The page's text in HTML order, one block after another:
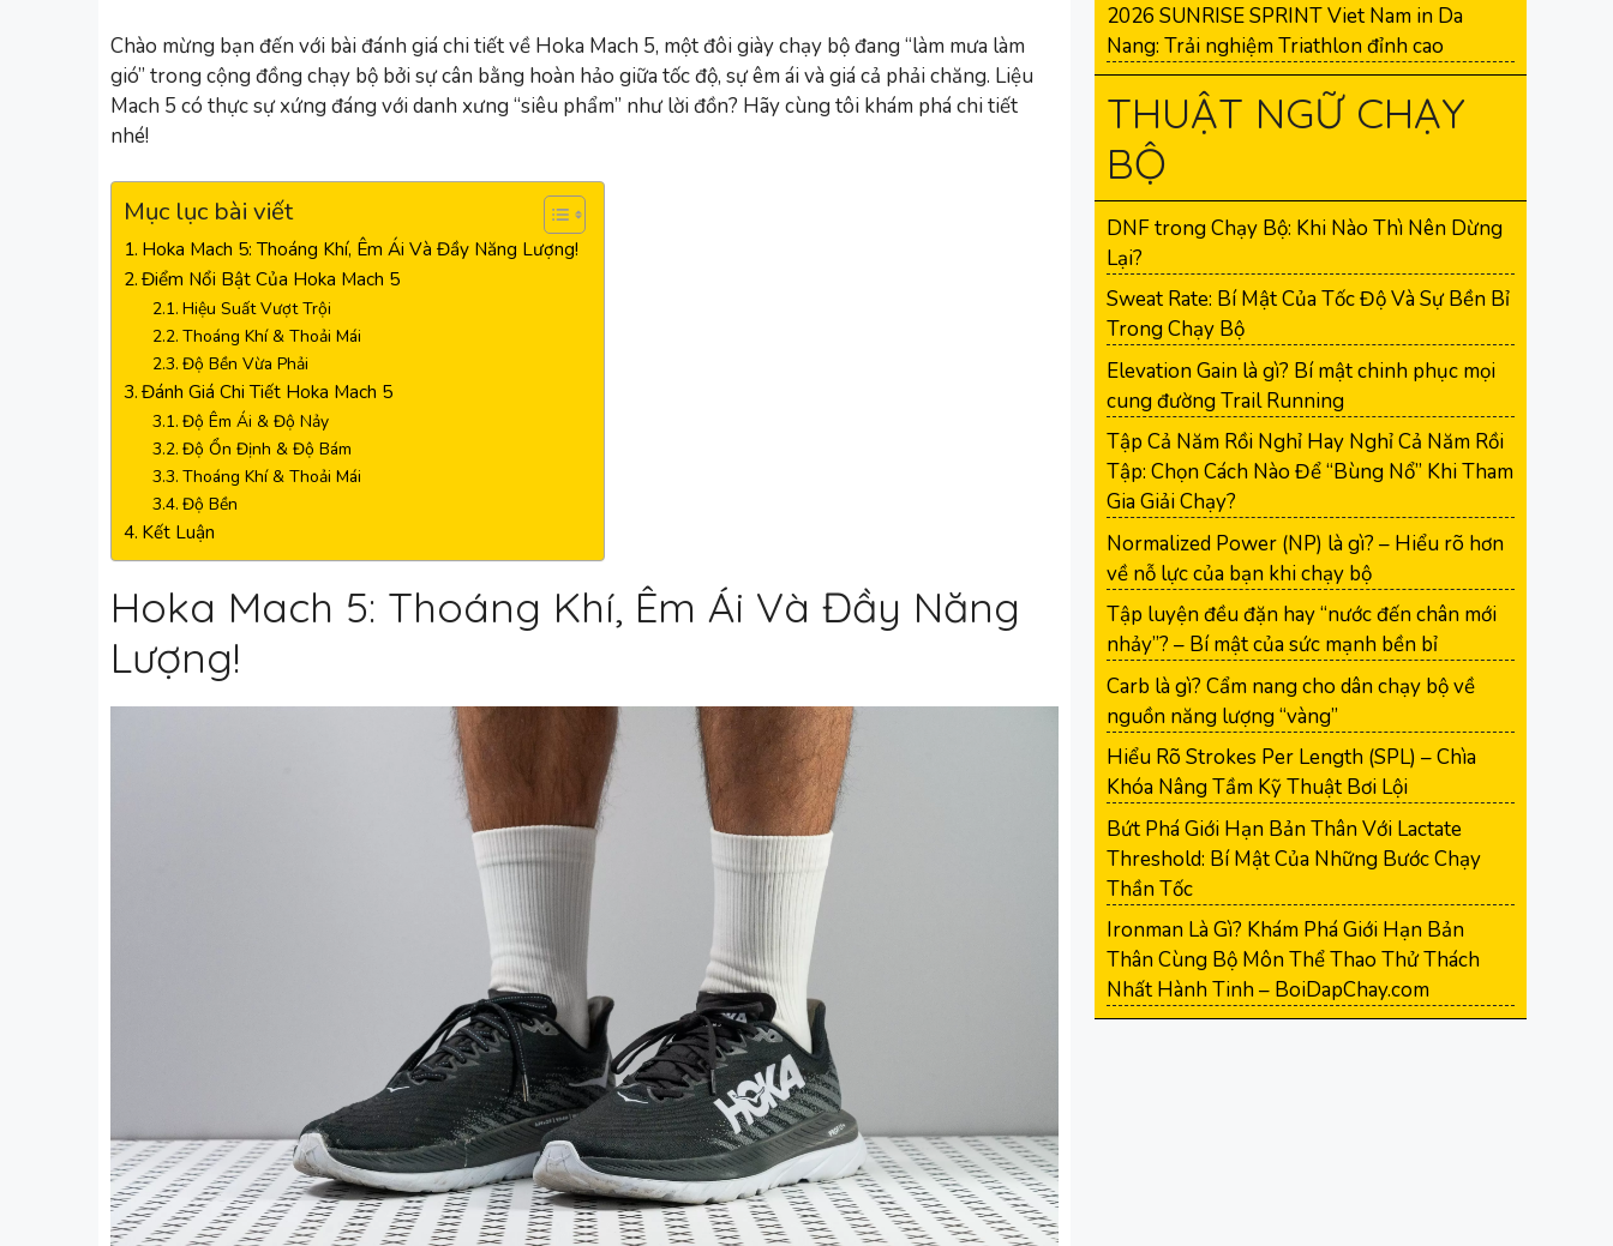
Chào mừng bạn đến với bài đánh giá chi tiết về Hoka Mach 5, một đôi giày chạy bộ đang “làm mưa làm
gió” trong cộng đồng chạy bộ bởi sự cân bằng hoàn hảo giữa tốc độ, sự êm ái và giá cả phải chăng. Liệu
Mach 5 có thực sự xứng đáng với danh xưng “siêu phẩm” như lời đồn? Hãy cùng tôi khám phá chi tiết
nhé!
Mục lục bài viết
Hoka Mach 5: Thoáng Khí, Êm Ái Và Đầy Năng Lượng!
Điểm Nổi Bật Của Hoka Mach 5
Hiệu Suất Vượt Trội
Thoáng Khí & Thoải Mái
Độ Bền Vừa Phải
Đánh Giá Chi Tiết Hoka Mach 5
Độ Êm Ái & Độ Nảy
Độ Ổn Định & Độ Bám
Thoáng Khí & Thoải Mái
Độ Bền
Kết Luận
Hoka Mach 5: Thoáng Khí, Êm Ái Và Đầy Năng
Lượng!
2026 SUNRISE SPRINT Viet Nam in Da
Nang: Trải nghiệm Triathlon đỉnh cao
THUẬT NGỮ CHẠY
BỘ
DNF trong Chạy Bộ: Khi Nào Thì Nên Dừng
Lại?
Sweat Rate: Bí Mật Của Tốc Độ Và Sự Bền Bỉ
Trong Chạy Bộ
Elevation Gain là gì? Bí mật chinh phục mọi
cung đường Trail Running
Tập Cả Năm Rồi Nghỉ Hay Nghỉ Cả Năm Rồi
Tập: Chọn Cách Nào Để “Bùng Nổ” Khi Tham
Gia Giải Chạy?
Normalized Power (NP) là gì? – Hiểu rõ hơn
về nỗ lực của bạn khi chạy bộ
Tập luyện đều đặn hay “nước đến chân mới
nhảy”? – Bí mật của sức mạnh bền bỉ
Carb là gì? Cẩm nang cho dân chạy bộ về
nguồn năng lượng “vàng”
Hiểu Rõ Strokes Per Length (SPL) – Chìa
Khóa Nâng Tầm Kỹ Thuật Bơi Lội
Bứt Phá Giới Hạn Bản Thân Với Lactate
Threshold: Bí Mật Của Những Bước Chạy
Thần Tốc
Ironman Là Gì? Khám Phá Giới Hạn Bản
Thân Cùng Bộ Môn Thể Thao Thử Thách
Nhất Hành Tinh – BoiDapChay.com